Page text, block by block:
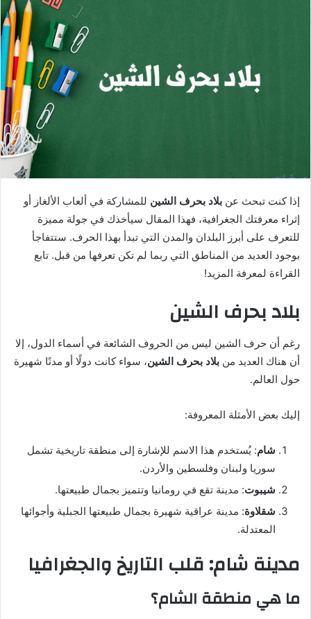
إذا كنت تبحث عن بلاد بحرف الشين للمشاركة في ألعاب الألغاز أو
إثراء معرفتك الجغرافية، فهذا المقال سيأخذك في جولة مميزة
للتعرف على أبرز البلدان والمدن التي تبدأ بهذا الحرف. ستتفاجأ
بوجود العديد من المناطق التي ربما لم تكن تعرفها من قبل. تابع
القراءة لمعرفة المزيد!
بلاد بحرف الشين
رغم أن حرف الشين ليس من الحروف الشائعة في أسماء الدول، إلا
أن هناك العديد من بلاد بحرف الشين، سواء كانت دولًا أو مدنًا شهيرة
حول العالم.
إليك بعض الأمثلة المعروفة:
شام: يُستخدم هذا الاسم للإشارة إلى منطقة تاريخية تشمل
سوريا ولبنان وفلسطين والأردن.
شيبوت: مدينة تقع في رومانيا وتتميز بجمال طبيعتها.
شقلاوة: مدينة عراقية شهيرة بجمال طبيعتها الجبلية وأجوائها
المعتدلة.
مدينة شام: قلب التاريخ والجغرافيا
ما هي منطقة الشام؟